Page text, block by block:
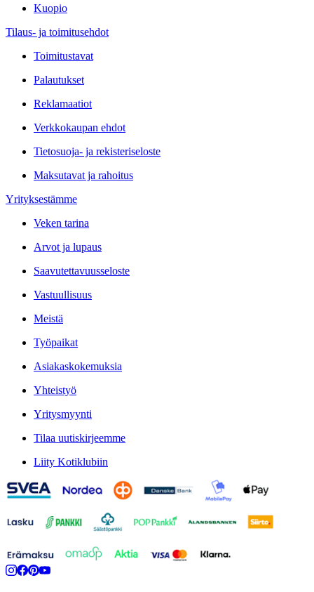
Kuopio
Tilaus- ja toimitusehdot
Toimitustavat
Palautukset
Reklamaatiot
Verkkokaupan ehdot
Tietosuoja- ja rekisteriseloste
Maksutavat ja rahoitus
Yrityksestämme
Veken tarina
Arvot ja lupaus
Saavutettavuusseloste
Vastuullisuus
Meistä
Työpaikat
Asiakaskokemuksia
Yhteistyö
Yritysmyynti
Tilaa uutiskirjeemme
Liity Kotiklubiin